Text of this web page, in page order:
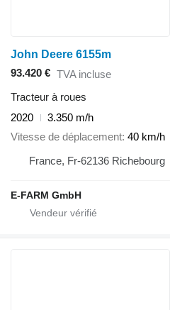
John Deere 6155m
93.420 € TVA incluse
Tracteur à roues
2020
3.350 m/h
Vitesse de déplacement 40 km/h
France, Fr-62136 Richebourg
E-FARM GmbH